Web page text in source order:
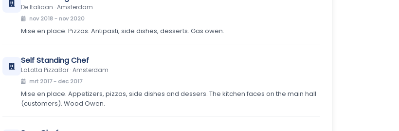
De Italiaan · Amsterdam
nov 2018 - nov 2020
Mise en place. Pizzas. Antipasti, side dishes, desserts. Gas owen.
Self Standing Chef
LaLotta PizzaBar · Amsterdam
mrt 2017 - dec 2017
Mise en place. Appetizers, pizzas, side dishes and dessers. The kitchen faces on the main hall
(customers). Wood Owen.